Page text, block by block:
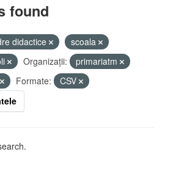
found
didactice
scoala
Organizații:
primariatm
Formate:
CSV